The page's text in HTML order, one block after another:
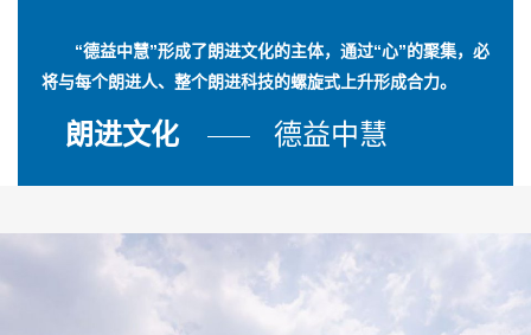
“德益中慧”形成了朗进文化的主体，通过“心”的聚集，必
将与每个朗进人、整个朗进科技的螺旋式上升形成合力。
朗进文化 德益中慧